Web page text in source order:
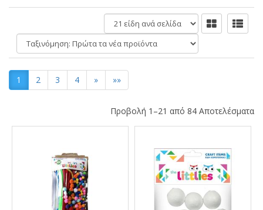
είδη
ανά
σελίδα
Ταξινόμηση:
1 2 3 4 » »»
Προβολή 1–21 από 84 Αποτελέσματα
Αποτελέσματα